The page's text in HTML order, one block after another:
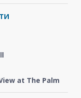
at The Palm